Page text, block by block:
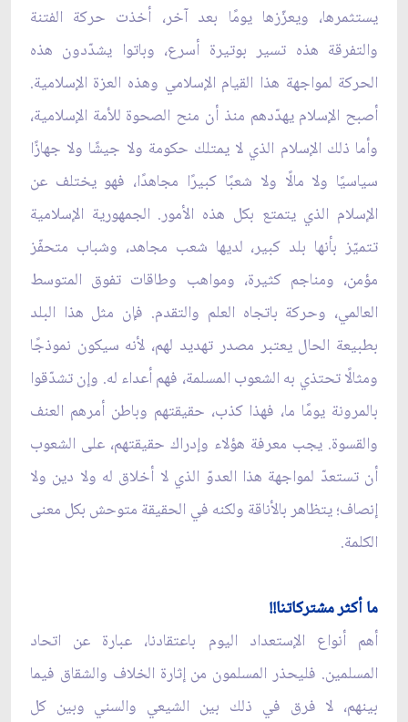
يستثمرها، ويعزّزها يومًا بعد آخر، أخذت حركة الفتنة
والتفرقة هذه تسير بوتيرة أسرع، وباتوا يشدّدون هذه
الحركة لمواجهة هذا القيام الإسلامي وهذه العزة الإسلامية.
أصبح الإسلام يهدّدهم منذ أن منح الصحوة للأمة الإسلامية،
وأما ذلك الإسلام الذي لا يمتلك حكومة ولا جيشًا ولا جهازًا
سياسيًا ولا مالًا ولا شعبًا كبيرًا مجاهدًا، فهو يختلف عن
الإسلام الذي يتمتع بكل هذه الأمور. الجمهورية الإسلامية
تتميّز بأنها بلد كبير، لديها شعب مجاهد، وشباب متحفّز
مؤمن، ومناجم كثيرة، ومواهب وطاقات تفوق المتوسط
العالمي، وحركة باتجاه العلم والتقدم. فإن مثل هذا البلد
بطبيعة الحال يعتبر مصدر تهديد لهم، لأنه سيكون نموذجًا
ومثالًا تحتذي به الشعوب المسلمة، فهم أعداء له. وإن تشدّقوا
بالمرونة يومًا ما، فهذا كذب، حقيقتهم وباطن أمرهم العنف
والقسوة. يجب معرفة هؤلاء وإدراك حقيقتهم، على الشعوب
أن تستعدّ لمواجهة هذا العدوّ الذي لا أخلاق له ولا دين ولا
إنصاف؛ يتظاهر بالأناقة ولكنه في الحقيقة متوحش بكل معنى
الكلمة.
ما أكثر مشتركاتنا!!
أهم أنواع الإستعداد اليوم باعتقادنا، عبارة عن اتحاد
المسلمين. فليحذر المسلمون من إثارة الخلاف والشقاق فيما
بينهم، لا فرق في ذلك بين الشيعي والسني وبين كل